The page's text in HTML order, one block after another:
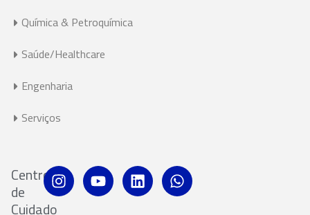
Química & Petroquímica
Saúde/Healthcare
Engenharia
Serviços
Centro
de
Cuidado